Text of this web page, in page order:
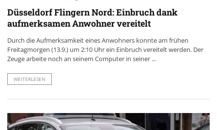
Düsseldorf Flingern Nord: Einbruch dank
aufmerksamen Anwohner vereitelt
Durch die Aufmerksamkeit eines Anwohners konnte am frühen
Freitagmorgen (13.9.) um 2:10 Uhr ein Einbruch vereitelt werden. Der
Zeuge arbeite noch an seinem Computer in seiner ...
WEITERLESEN